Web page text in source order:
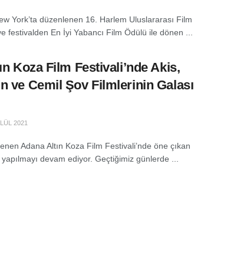
York’ta düzenlenen 16. Harlem Uluslararası Film
festivalden En İyi Yabancı Film Ödülü ile dönen ...
Koza Film Festivali’nde Akis,
ve Cemil Şov Filmlerinin Galası
2021
Adana Altın Koza Film Festivali’nde öne çıkan
devam ediyor. Geçtiğimiz günlerde ...